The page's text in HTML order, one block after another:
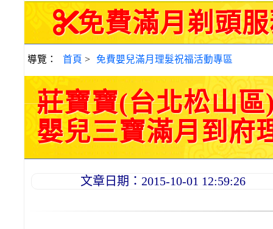
免費滿月剃頭服
導覽： 首頁 > 免費嬰兒滿月理髮祝福活動專區
莊寶寶(台北松山
嬰兒三寶滿月到府
文章日期：2015-10-01 12:59:26